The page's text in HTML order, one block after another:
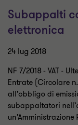
Subappalti
elettronica
24 lug 2018
NF 7/2018 - VAT -
Entrate (Circolare
all’obbligo di
subappaltatori